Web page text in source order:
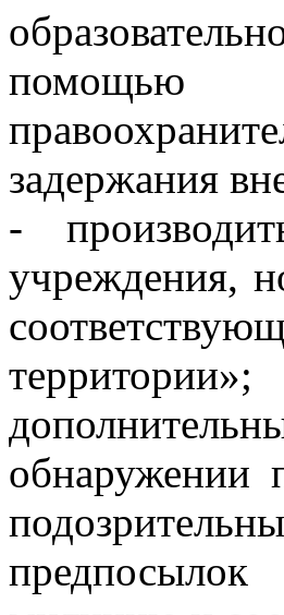
помощью
задержания
-
учреждения,
обнаружении